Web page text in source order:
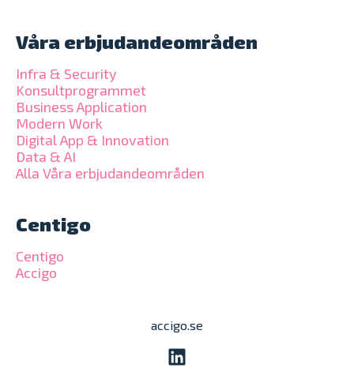
Våra erbjudandeområden
Infra & Security
Konsultprogrammet
Business Application
Modern Work
Digital App & Innovation
Data & AI
Alla Våra erbjudandeområden
Centigo
Centigo
Accigo
accigo.se